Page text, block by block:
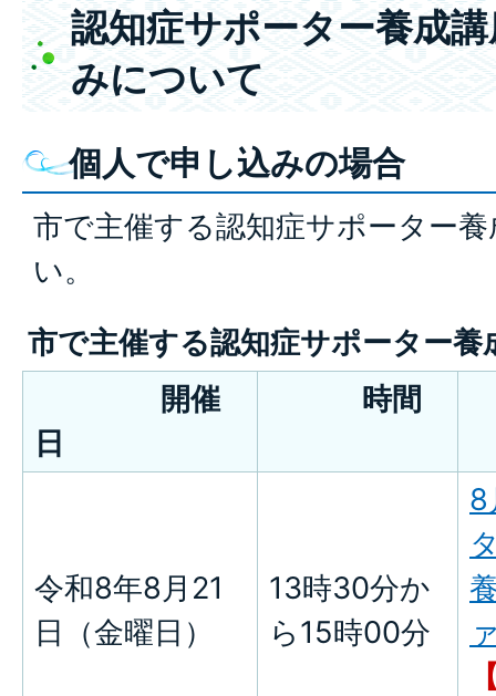
認知症サポーター養成
みについて
個人で申し込みの場合
市で主催する認知症サポーター
い。
市で主催する認知症サポーター養
開催
日
時間
令和8年8月21
日（金曜日）
13時30分か
ら15時00分
8